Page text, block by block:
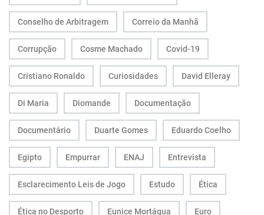
Conselho de Arbitragem Correio da Manhã
Corrupção Cosme Machado Covid-19
Cristiano Ronaldo Curiosidades David Elleray
Di Maria Diomande Documentação
Documentário Duarte Gomes Eduardo Coelho
Egipto Empurrar ENAJ Entrevista
Esclarecimento Leis de Jogo Estudo Ética
Ética no Desporto Eunice Mortágua Euro